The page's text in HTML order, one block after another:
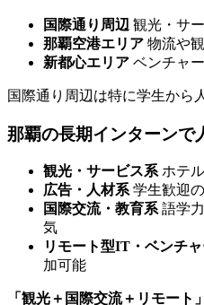
国際通り周辺 観光・サ
那覇空港エリア 物流や
新都心エリア ベンチャ
国際通り周辺は特に学生から
那覇の長期インターンで
観光・サービス系 ホテ
広告・人材系 学生歓迎
国際交流・教育系 語学
気
リモート型IT・ベンチ
加可能
「観光＋国際交流＋リモート」